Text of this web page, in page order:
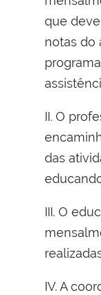
que
notas do
II. O
das
III. O
IV. A